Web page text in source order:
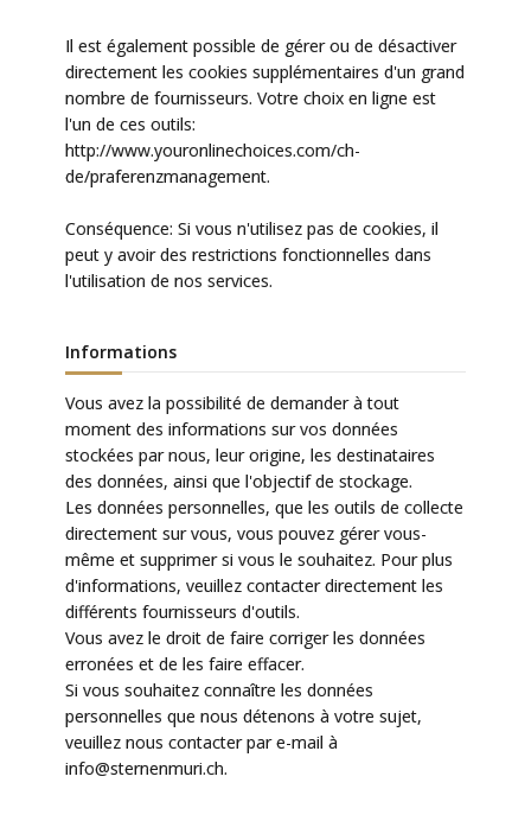
Il est également possible de gérer ou de désactiver
directement les cookies supplémentaires d'un grand
nombre de fournisseurs. Votre choix en ligne est
l'un de ces outils:
http://www.youronlinechoices.com/ch-
de/praferenzmanagement.
Conséquence: Si vous n'utilisez pas de cookies, il
peut y avoir des restrictions fonctionnelles dans
l'utilisation de nos services.
Informations
Vous avez la possibilité de demander à tout
moment des informations sur vos données
stockées par nous, leur origine, les destinataires
des données, ainsi que l'objectif de stockage.
Les données personnelles, que les outils de collecte
directement sur vous, vous pouvez gérer vous-
même et supprimer si vous le souhaitez. Pour plus
d'informations, veuillez contacter directement les
différents fournisseurs d'outils.
Vous avez le droit de faire corriger les données
erronées et de les faire effacer.
Si vous souhaitez connaître les données
personnelles que nous détenons à votre sujet,
veuillez nous contacter par e-mail à
info@sternenmuri.ch.